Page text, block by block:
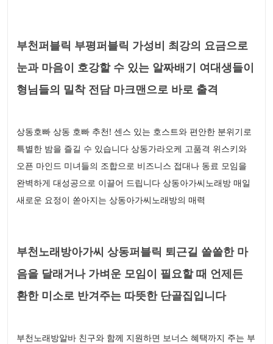
부천퍼블릭 부평퍼블릭 가성비 최강의 요금으로
눈과 마음이 호강할 수 있는 알짜배기 여대생들이
형님들의 밀착 전담 마크맨으로 바로 출격
상동호빠 상동 호빠 추천! 센스 있는 호스트와 편안한 분위기로
특별한 밤을 즐길 수 있습니다 상동가라오케 고품격 위스키와
오픈 마인드 미녀들의 조합으로 비즈니스 접대나 동료 모임을
완벽하게 대성공으로 이끌어 드립니다 상동아가씨노래방 매일
새로운 요정이 쏟아지는 상동아가씨노래방의 매력
부천노래방아가씨 상동퍼블릭 퇴근길 쓸쓸한 마
음을 달래거나 가벼운 모임이 필요할 때 언제든
환한 미소로 반겨주는 따뜻한 단골집입니다
부천노래방알바 친구와 함께 지원하면 보너스 혜택까지 주는 부